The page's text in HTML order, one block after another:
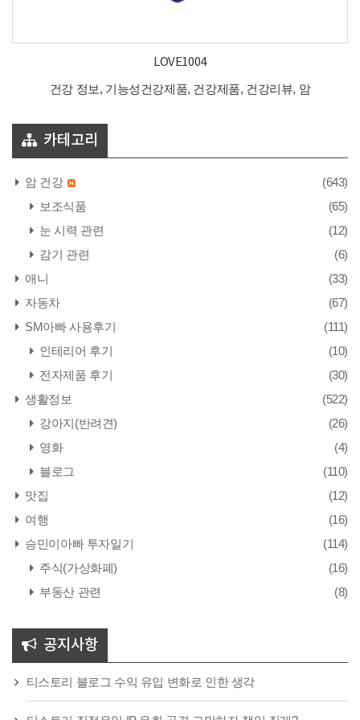
LOVE1004
건강 정보, 기능성건강제품, 건강제품, 건강리뷰, 암
카테고리
암 건강
(643)
보조식품
(65)
눈 시력 관련
(12)
감기 관련
(6)
애니
(33)
자동차
(67)
SM아빠 사용후기
(111)
인테리어 후기
(10)
전자제품 후기
(30)
생활정보
(522)
강아지(반려견)
(26)
영화
(4)
블로그
(110)
맛집
(12)
여행
(16)
승민이아빠 투자일기
(114)
주식(가상화폐)
(16)
부동산 관련
(8)
공지사항
티스토리 블로그 수익 유입 변화로 인한 생각